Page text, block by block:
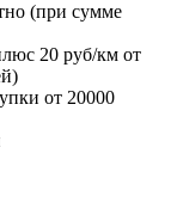
(при сумме
20 руб/км от
от 20000